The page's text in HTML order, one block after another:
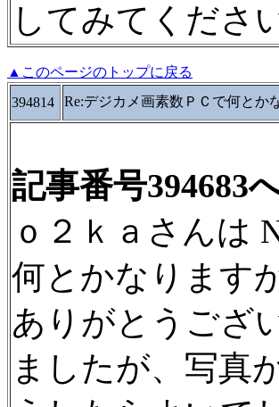
してみてくださ
▲このページのトップに戻る
394814
Re:デジカメ画素数ＰＣで何とか
記事番号394683
ｏ２ｋａさんは
何とかなります
ありがとうござ
ましたが、写真